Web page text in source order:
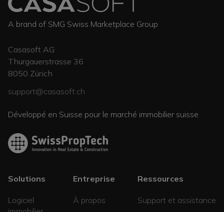
A brand of SMG Swiss Marketplace Group
Casasoft AG
Thurgauerstrasse 36
8050 Zürich
support@casasoft.ch
Développé en Suisse pour le marché immobilier suisse
Solutions
Logiciel
Entreprise
À propos
Ressources
Support et assistance